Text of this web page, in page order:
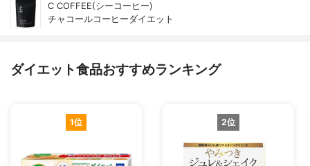
C COFFEE(シーコーヒー)
チャコールコーヒーダイエット
ダイエット食品おすすめランキング
1位 2位